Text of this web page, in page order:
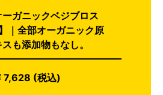
ーガニックベジブロス
｜全部オーガニック原
も添加物もなし。
7,628 (税込)